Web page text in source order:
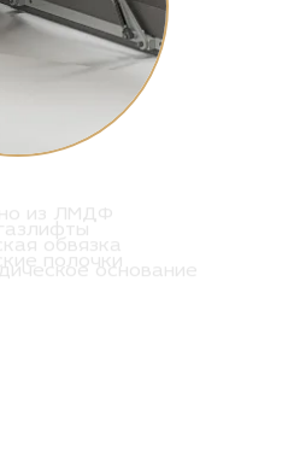
обвязка
полочкиоснование